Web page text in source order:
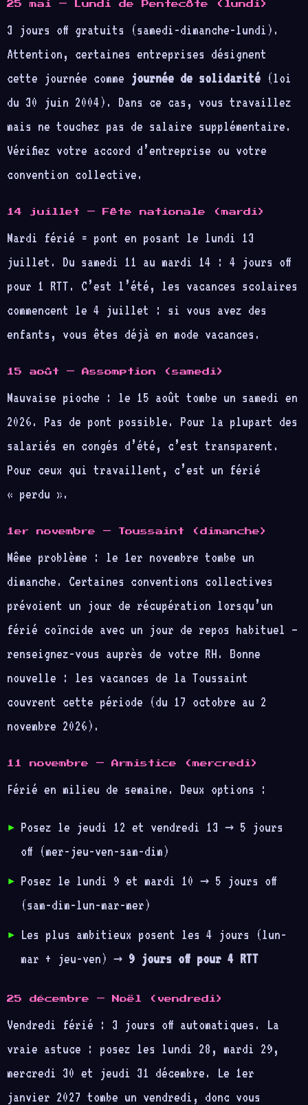
25 mai — Lundi de Pentecôte (lundi)
3 jours off gratuits (samedi-dimanche-lundi).
Attention, certaines entreprises désignent
cette journée comme journée de solidarité (loi
du 30 juin 2004). Dans ce cas, vous travaillez
mais ne touchez pas de salaire supplémentaire.
Vérifiez votre accord d’entreprise ou votre
convention collective.
14 juillet — Fête nationale (mardi)
Mardi férié = pont en posant le lundi 13
juillet. Du samedi 11 au mardi 14 : 4 jours off
pour 1 RTT. C’est l’été, les vacances scolaires
commencent le 4 juillet : si vous avez des
enfants, vous êtes déjà en mode vacances.
15 août — Assomption (samedi)
Mauvaise pioche : le 15 août tombe un samedi en
2026. Pas de pont possible. Pour la plupart des
salariés en congés d’été, c’est transparent.
Pour ceux qui travaillent, c’est un férié
« perdu ».
1er novembre — Toussaint (dimanche)
Même problème : le 1er novembre tombe un
dimanche. Certaines conventions collectives
prévoient un jour de récupération lorsqu’un
férié coïncide avec un jour de repos habituel —
renseignez-vous auprès de votre RH. Bonne
nouvelle : les vacances de la Toussaint
couvrent cette période (du 17 octobre au 2
novembre 2026).
11 novembre — Armistice (mercredi)
Férié en milieu de semaine. Deux options :
Posez le jeudi 12 et vendredi 13 → 5 jours
off (mer-jeu-ven-sam-dim)
Posez le lundi 9 et mardi 10 → 5 jours off
(sam-dim-lun-mar-mer)
Les plus ambitieux posent les 4 jours (lun-
mar + jeu-ven) → 9 jours off pour 4 RTT
25 décembre — Noël (vendredi)
Vendredi férié : 3 jours off automatiques. La
vraie astuce : posez les lundi 28, mardi 29,
mercredi 30 et jeudi 31 décembre. Le 1er
janvier 2027 tombe un vendredi, donc vous